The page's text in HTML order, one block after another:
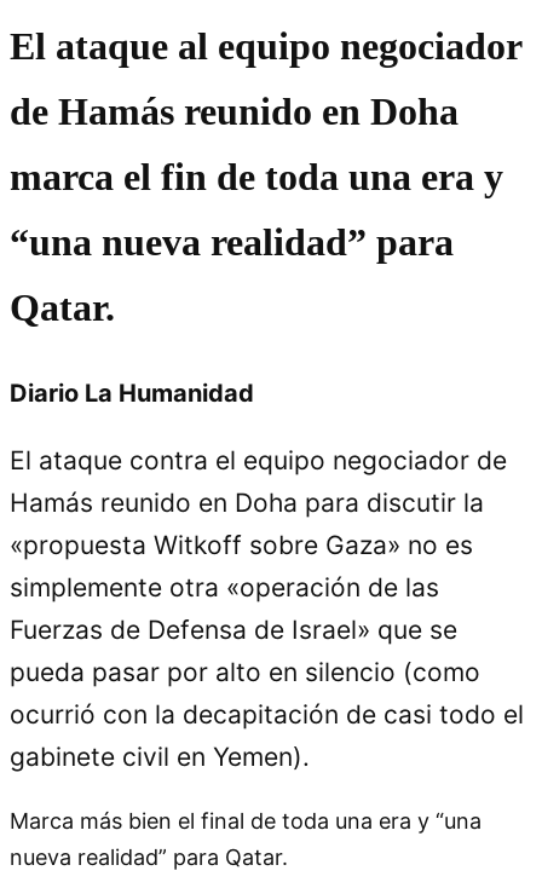
El ataque al equipo negociador
de Hamás reunido en Doha
marca el fin de toda una era y
“una nueva realidad” para
Qatar.
Diario La Humanidad
El ataque contra el equipo negociador de
Hamás reunido en Doha para discutir la
«propuesta Witkoff sobre Gaza» no es
simplemente otra «operación de las
Fuerzas de Defensa de Israel» que se
pueda pasar por alto en silencio (como
ocurrió con la decapitación de casi todo el
gabinete civil en Yemen).
Marca más bien el final de toda una era y “una
nueva realidad” para Qatar.